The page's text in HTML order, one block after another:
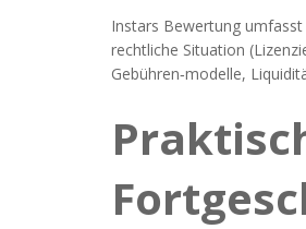
Instars Bewertung umfasst
rechtliche Situation
Gebühren‑modelle,